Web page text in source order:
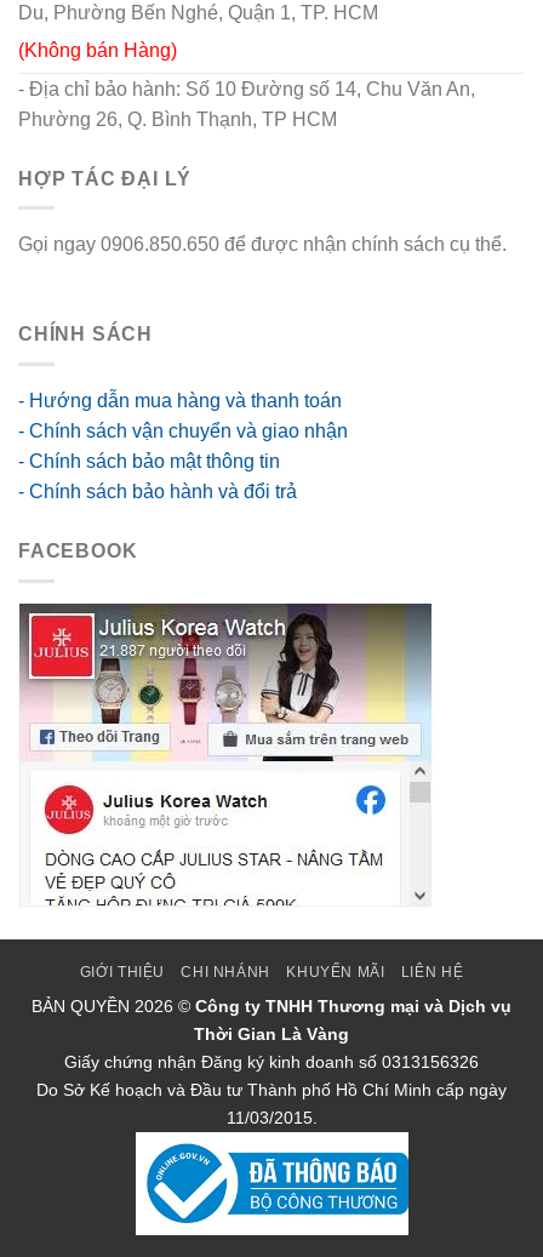
Du, Phường Bến Nghé, Quận 1, TP. HCM
(Không bán Hàng)
- Địa chỉ bảo hành: Số 10 Đường số 14, Chu Văn An,
Phường 26, Q. Bình Thạnh, TP HCM
HỢP TÁC ĐẠI LÝ
Gọi ngay 0906.850.650 để được nhận chính sách cụ thể.
CHÍNH SÁCH
- Hướng dẫn mua hàng và thanh toán
- Chính sách vận chuyển và giao nhận
- Chính sách bảo mật thông tin
- Chính sách bảo hành và đổi trả
FACEBOOK
GIỚI THIỆU CHI NHÁNH KHUYẾN MÃI LIÊN HỆ
BẢN QUYỀN 2026 © Công ty TNHH Thương mại và Dịch vụ
Thời Gian Là Vàng
Giấy chứng nhận Đăng ký kinh doanh số 0313156326
Do Sở Kế hoạch và Đầu tư Thành phố Hồ Chí Minh cấp ngày
11/03/2015.